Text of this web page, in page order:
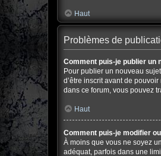
Haut
Problèmes de
Comment puis-je publier un
Pour publier un nouveau
d’être inscrit avant de
dans ce forum, vous pouvez
Haut
Comment puis-je modifier
À moins que vous ne soyez
adéquat, parfois dans une